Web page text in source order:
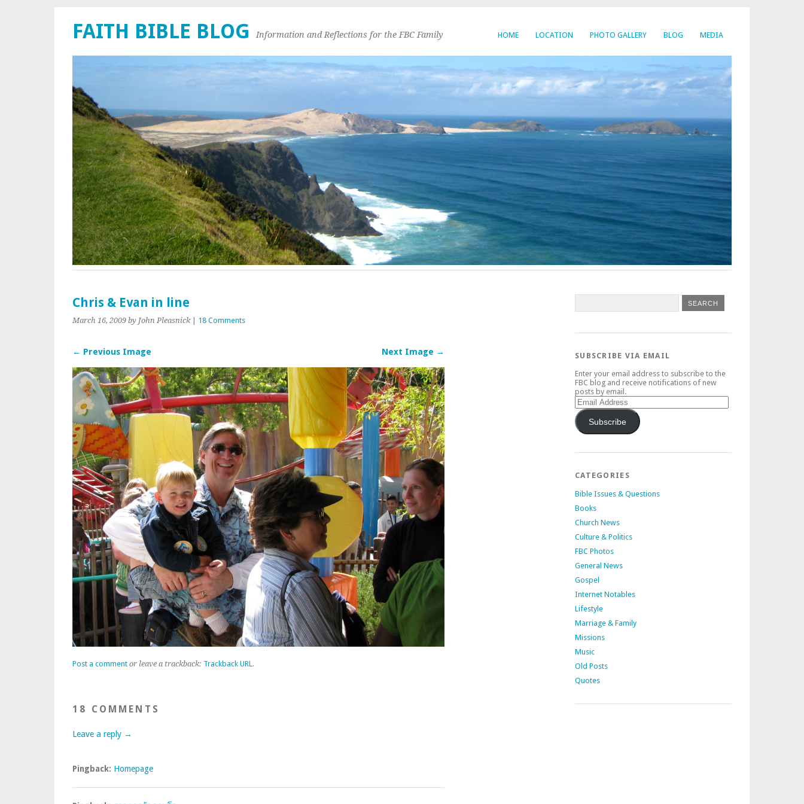
HOME LOCATION PHOTO GALLERY BLOG MEDIA
FAITH BIBLE BLOG Information and Reflections for the FBC Family
Chris & Evan in line
March 16, 2009 by John Pleasnick| 18 Comments
← Previous Image Next Image →
Post a comment or leave a trackback: Trackback URL .
18 COMMENTS
Leave a reply →
Pingback: Homepage
SUBSCRIBE VIA EMAIL
Enter your email address to subscribe to the
FBC blog and receive notifications of new
posts by email.
Email
Address
Subscribe
CATEGORIES
Bible Issues & Questions
Books
Church News
Culture & Politics
FBC Photos
General News
Gospel
Internet Notables
Lifestyle
Marriage & Family
Missions
Music
Old Posts
Quotes